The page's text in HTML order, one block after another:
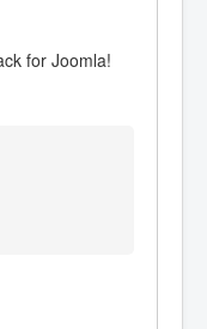
for Joomla!